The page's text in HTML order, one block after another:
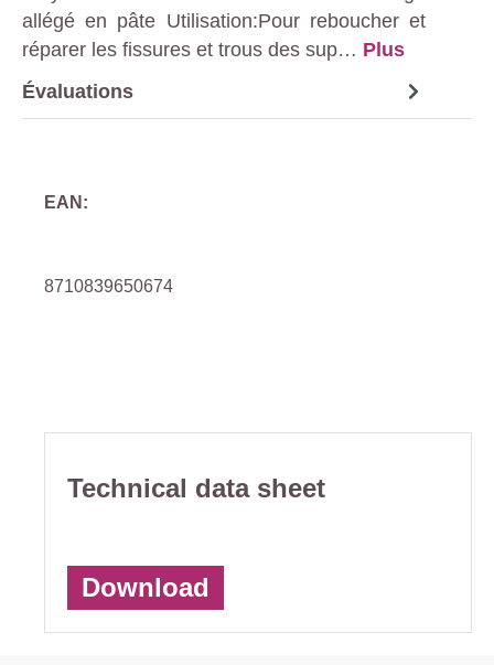
allégé en pâte Utilisation:Pour reboucher et
réparer les fissures et trous des sup… Plus
Évaluations
EAN:
8710839650674
Technical data sheet
Download